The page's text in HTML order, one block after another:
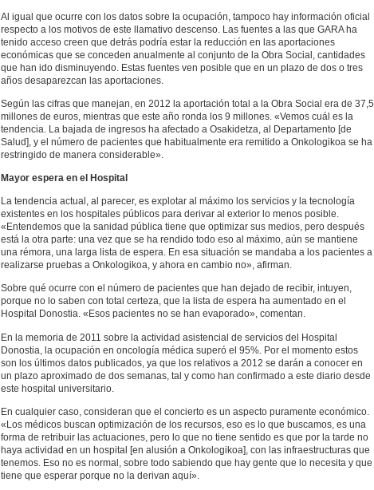
Al igual que ocurre con los datos sobre la ocupación, tampoco hay información oficial
respecto a los motivos de este llamativo descenso. Las fuentes a las que GARA ha
tenido acceso creen que detrás podría estar la reducción en las aportaciones
económicas que se conceden anualmente al conjunto de la Obra Social, cantidades
que han ido disminuyendo. Estas fuentes ven posible que en un plazo de dos o tres
años desaparezcan las aportaciones.
Según las cifras que manejan, en 2012 la aportación total a la Obra Social era de 37,5
millones de euros, mientras que este año ronda los 9 millones. «Vemos cuál es la
tendencia. La bajada de ingresos ha afectado a Osakidetza, al Departamento [de
Salud], y el número de pacientes que habitualmente era remitido a Onkologikoa se ha
restringido de manera considerable».
Mayor espera en el Hospital
La tendencia actual, al parecer, es explotar al máximo los servicios y la tecnología
existentes en los hospitales públicos para derivar al exterior lo menos posible.
«Entendemos que la sanidad pública tiene que optimizar sus medios, pero después
está la otra parte: una vez que se ha rendido todo eso al máximo, aún se mantiene
una rémora, una larga lista de espera. En esa situación se mandaba a los pacientes a
realizarse pruebas a Onkologikoa, y ahora en cambio no», afirman.
Sobre qué ocurre con el número de pacientes que han dejado de recibir, intuyen,
porque no lo saben con total certeza, que la lista de espera ha aumentado en el
Hospital Donostia. «Esos pacientes no se han evaporado», comentan.
En la memoria de 2011 sobre la actividad asistencial de servicios del Hospital
Donostia, la ocupación en oncología médica superó el 95%. Por el momento estos
son los últimos datos publicados, ya que los relativos a 2012 se darán a conocer en
un plazo aproximado de dos semanas, tal y como han confirmado a este diario desde
este hospital universitario.
En cualquier caso, consideran que el concierto es un aspecto puramente económico.
«Los médicos buscan optimización de los recursos, eso es lo que buscamos, es una
forma de retribuir las actuaciones, pero lo que no tiene sentido es que por la tarde no
haya actividad en un hospital [en alusión a Onkologikoa], con las infraestructuras que
tenemos. Eso no es normal, sobre todo sabiendo que hay gente que lo necesita y que
tiene que esperar porque no la derivan aquí».